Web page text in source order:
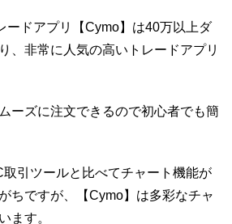
ードアプリ【Cymo】は40万以上ダ
、非常に人気の高いトレードアプリ
ーズに注文できるので初心者でも簡
取引ツールと比べてチャート機能が
ちですが、【Cymo】は多彩なチャ
ます。